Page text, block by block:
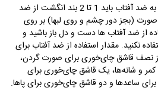
برای پوشش دهی کامل پوست به ضد آفتاب باید 1 تا 2 بند انگشت از ضد
صورت (بجز دور چشم و روی لبها) بر روی
از ضد آفتاب ها دست و دل باز باشید و
نکنید. مقدار استفاده از ضد آفتاب برای
نصف قاشق چای‌خوری برای صورت گردن،
و شانه‌ها،یک قاشق چای‌خوری برای
ساعدها و دو قاشق چای‌خوری برای پاها.